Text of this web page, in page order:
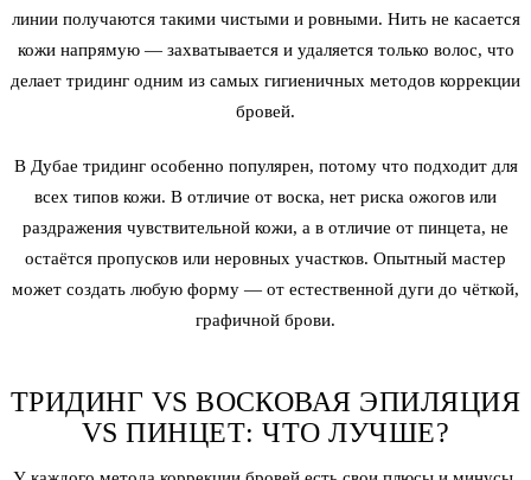
линии получаются такими чистыми и ровными. Нить не касается
кожи напрямую — захватывается и удаляется только волос, что
делает тридинг одним из самых гигиеничных методов коррекции
бровей.
В Дубае тридинг особенно популярен, потому что подходит для
всех типов кожи. В отличие от воска, нет риска ожогов или
раздражения чувствительной кожи, а в отличие от пинцета, не
остаётся пропусков или неровных участков. Опытный мастер
может создать любую форму — от естественной дуги до чёткой,
графичной брови.
ТРИДИНГ VS ВОСКОВАЯ ЭПИЛЯЦИЯ
VS ПИНЦЕТ: ЧТО ЛУЧШЕ?